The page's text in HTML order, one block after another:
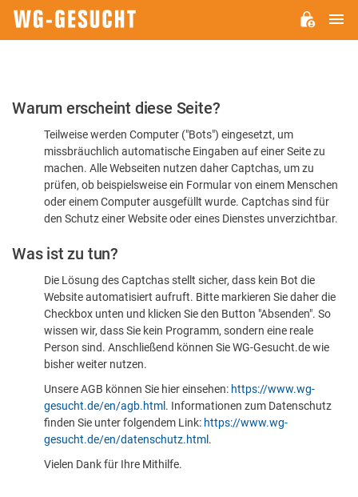
Bitte
dass
sind
Warum erscheint diese Seite?
Teilweise werden Computer ("Bots") eingesetzt, um
missbräuchlich automatische Eingaben auf einer Seite zu
machen. Alle Webseiten nutzen daher Captchas, um zu
prüfen, ob beispielsweise ein Formular von einem Menschen
oder einem Computer ausgefüllt wurde. Captchas sind für
den Schutz einer Website oder eines Dienstes unverzichtbar.
Was ist zu tun?
Die Lösung des Captchas stellt sicher, dass kein Bot die
Website automatisiert aufruft. Bitte markieren Sie daher die
Checkbox unten und klicken Sie den Button "Absenden". So
wissen wir, dass Sie kein Programm, sondern eine reale
Person sind. Anschließend können Sie WG-Gesucht.de wie
bisher weiter nutzen.
Unsere AGB können Sie hier einsehen: https://www.wg-
gesucht.de/en/agb.html . Informationen zum Datenschutz
finden Sie unter folgendem Link: https://www.wg-
gesucht.de/en/datenschutz.html .
Vielen Dank für Ihre Mithilfe.